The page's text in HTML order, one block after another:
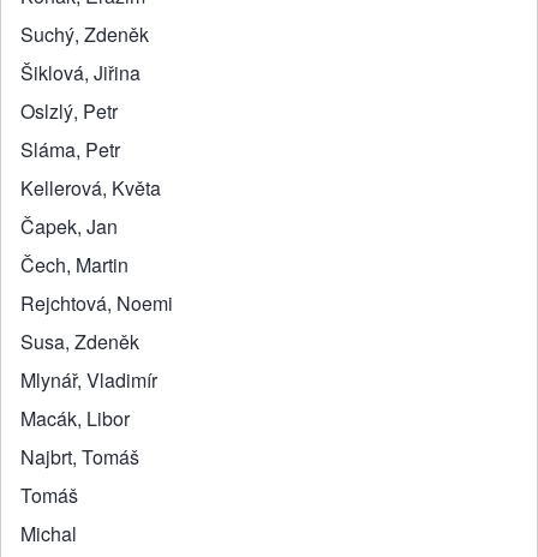
Suchý, Zdeněk
Šiklová, Jiřina
Oslzlý, Petr
Sláma, Petr
Kellerová, Květa
Čapek, Jan
Čech, Martin
Rejchtová, Noemi
Susa, Zdeněk
Mlynář, Vladimír
Macák, Libor
Najbrt, Tomáš
Tomáš
Michal